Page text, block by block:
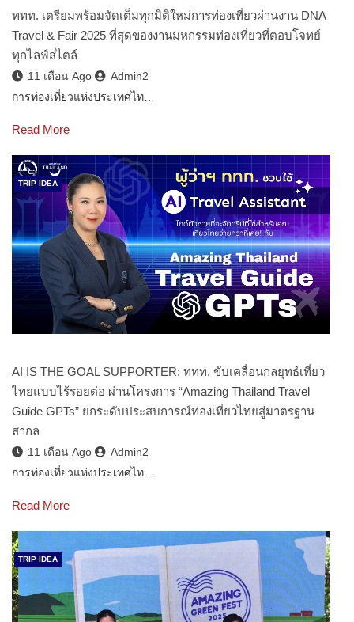
ททท. เตรียมพร้อมจัดเต็มทุกมิติใหม่การท่องเที่ยวผ่านงาน DNA
Travel & Fair 2025 ที่สุดของงานมหกรรมท่องเที่ยวที่ตอบโจทย์
ทุกไลฟ์สไตล์
11 เดือน Ago
Admin2
การท่องเที่ยวแห่งประเทศไท…
Read More
TRIP IDEA
AI IS THE GOAL SUPPORTER: ททท. ขับเคลื่อนกลยุทธ์เที่ยว
ไทยแบบไร้รอยต่อ ผ่านโครงการ “Amazing Thailand Travel
Guide GPTs” ยกระดับประสบการณ์ท่องเที่ยวไทยสู่มาตรฐาน
สากล
11 เดือน Ago
Admin2
การท่องเที่ยวแห่งประเทศไท…
Read More
TRIP IDEA